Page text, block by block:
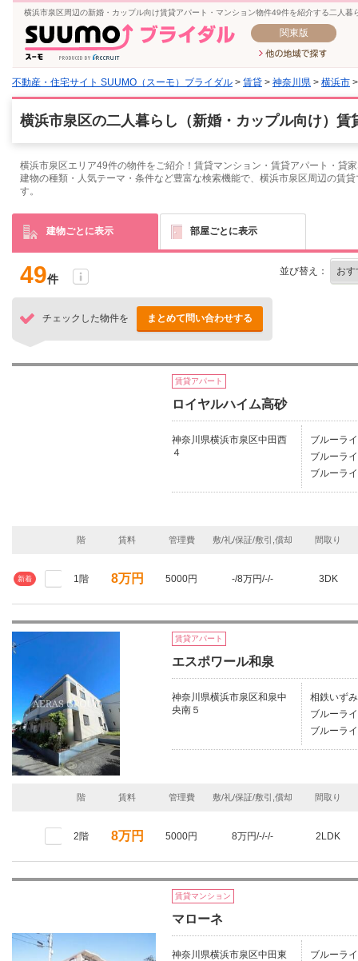
横浜市泉区周辺の新婚・カップル向け賃貸アパート・マンション物件49件を紹介する二人暮
関東版
不動産・住宅サイト SUUMO（スーモ）ブライダル > 賃貸 > 神奈川県 > 横浜市
横浜市泉区の二人暮らし（新婚・カップル向け）賃
横浜市泉区エリア49件の物件をご紹介！賃貸マンション・賃貸アパート・貸
建物の種類・人気テーマ・条件など豊富な検索機能で、横浜市泉区周辺の賃
す。
建物ごとに表示 部屋ごとに表示
49件
並び替え：
チェックした物件を まとめて問い合わせする
賃貸アパート
ロイヤルハイム高砂
神奈川県横浜市泉区中田西
４
ブルーラ
ブルーラ
ブルーラ
階 賃料 管理費 敷/礼/保証/敷引,償却 間取り
新着 1階 8万円 5000円 -/8万円/-/- 3DK
賃貸アパート
エスポワール和泉
神奈川県横浜市泉区和泉中
央南５
相鉄いず
ブルーラ
ブルーラ
階 賃料 管理費 敷/礼/保証/敷引,償却 間取り
2階 8万円 5000円 8万円/-/-/- 2LDK
賃貸マンション
マローネ
神奈川県横浜市泉区中田東
ブルーラ